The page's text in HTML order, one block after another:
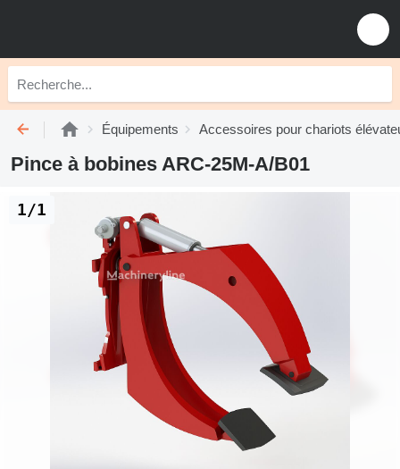
Équipements Accessoires pour chariots
Pince à bobines ARC-25M-A/B01
1/1